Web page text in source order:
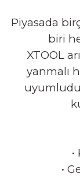
Piyasada
biri
XTOOL
yanmalı
•
•